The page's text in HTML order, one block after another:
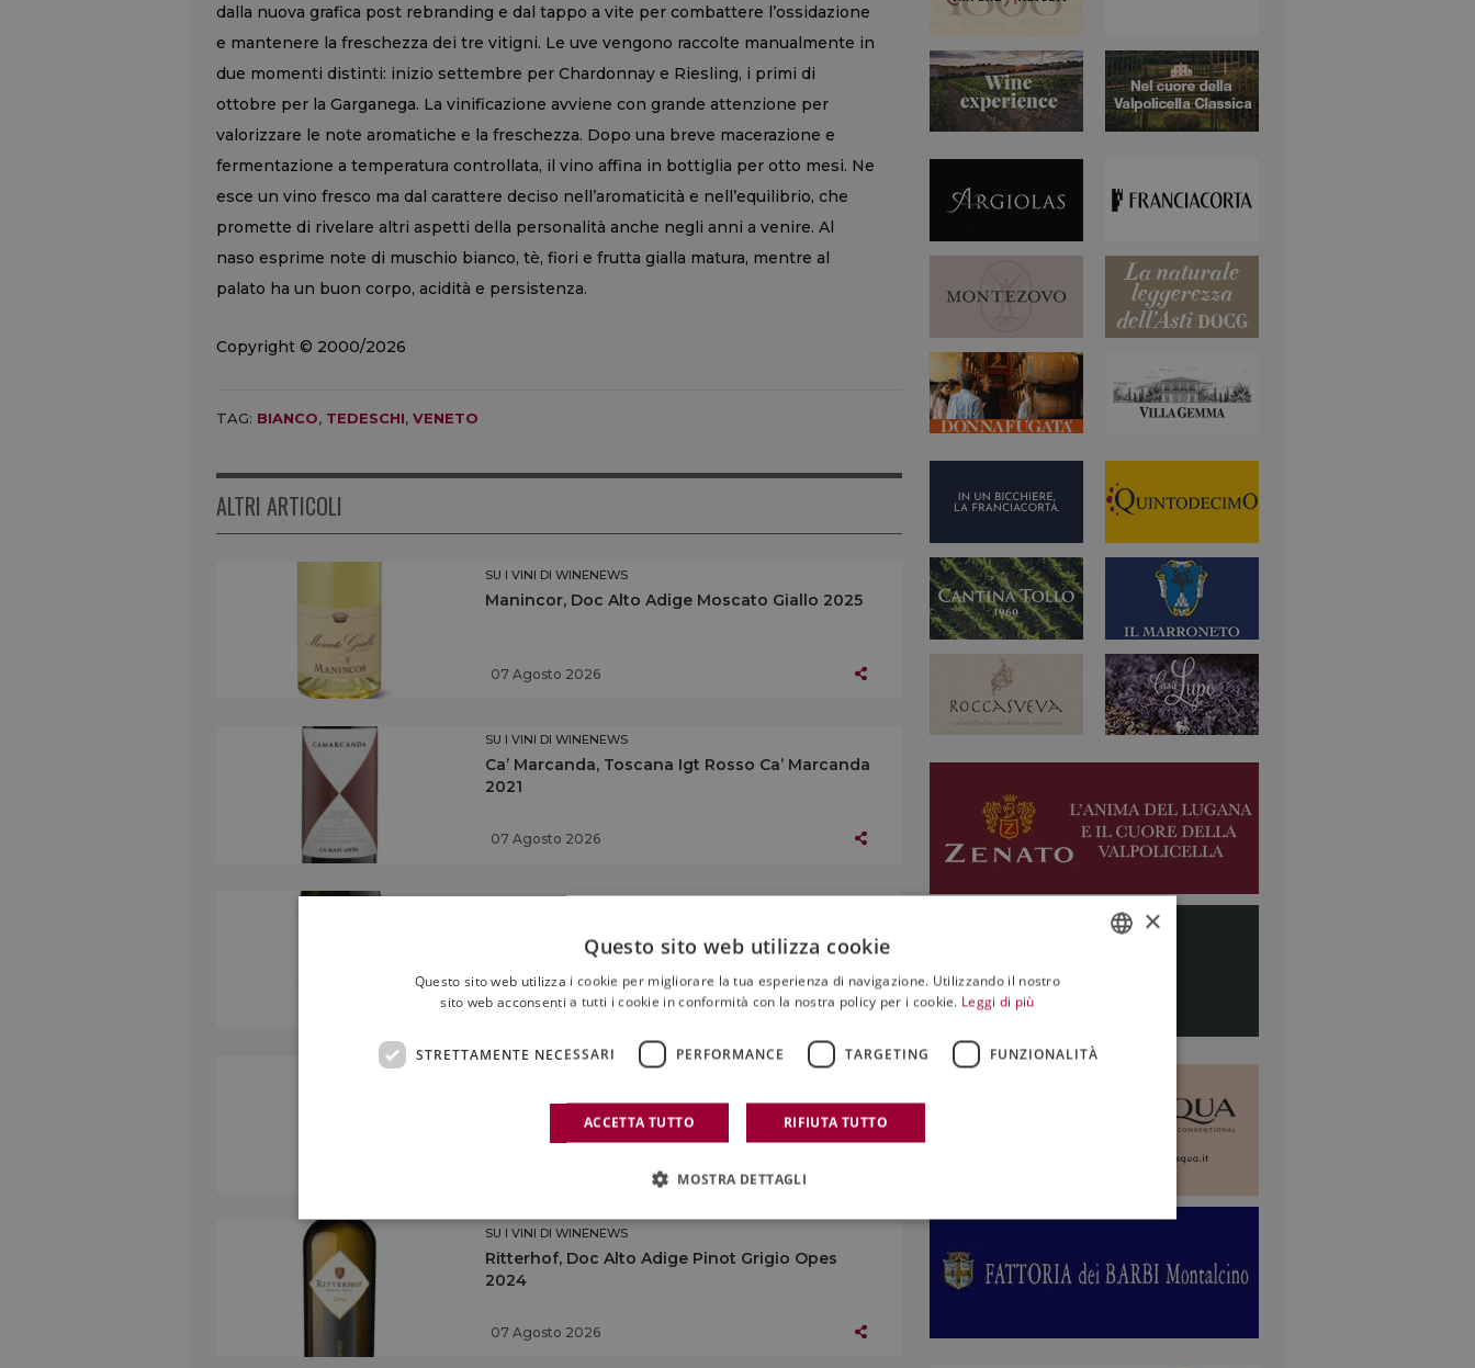
dalla nuova grafica post rebranding e dal tappo a vite per combattere l’ossidazione
e mantenere la freschezza dei tre vitigni. Le uve vengono raccolte manualmente in
due momenti distinti: inizio settembre per Chardonnay e Riesling, i primi di
ottobre per la Garganega. La vinificazione avviene con grande attenzione per
valorizzare le note aromatiche e la freschezza. Dopo una breve macerazione e
fermentazione a temperatura controllata, il vino affina in bottiglia per otto mesi. Ne
esce un vino fresco ma dal carattere deciso nell’aromaticità e nell’equilibrio, che
promette di rivelare altri aspetti della personalità anche negli anni a venire. Al
naso esprime note di muschio bianco, tè, fiori e frutta gialla matura, mentre al
palato ha un buon corpo, acidità e persistenza.
Copyright © 2000/2026
TAG: BIANCO, TEDESCHI, VENETO
ALTRI ARTICOLI
SU I VINI DI WINENEWS
Manincor, Doc Alto Adige Moscato Giallo 2025
07 Agosto 2026
SU I VINI DI WINENEWS
Ca’ Marcanda, Toscana Igt Rosso Ca’ Marcanda
2021
07 Agosto 2026
07 Agosto 2026
SU I VINI DI WINENEWS
Ritterhof, Doc Alto Adige Pinot Grigio Opes
2024
07 Agosto 2026
×
Questo sito web utilizza cookie
Questo sito web utilizza i cookie per migliorare la tua esperienza di navigazione. Utilizzando il nostro
sito web acconsenti a tutti i cookie in conformità con la nostra policy per i cookie. Leggi di più
STRETTAMENTE NECESSARI PERFORMANCE TARGETING FUNZIONALITÀ
ACCETTA TUTTO RIFIUTA TUTTO
MOSTRA DETTAGLI